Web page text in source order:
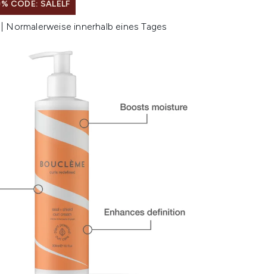
CODE: SALELF
Normalerweise innerhalb eines Tages